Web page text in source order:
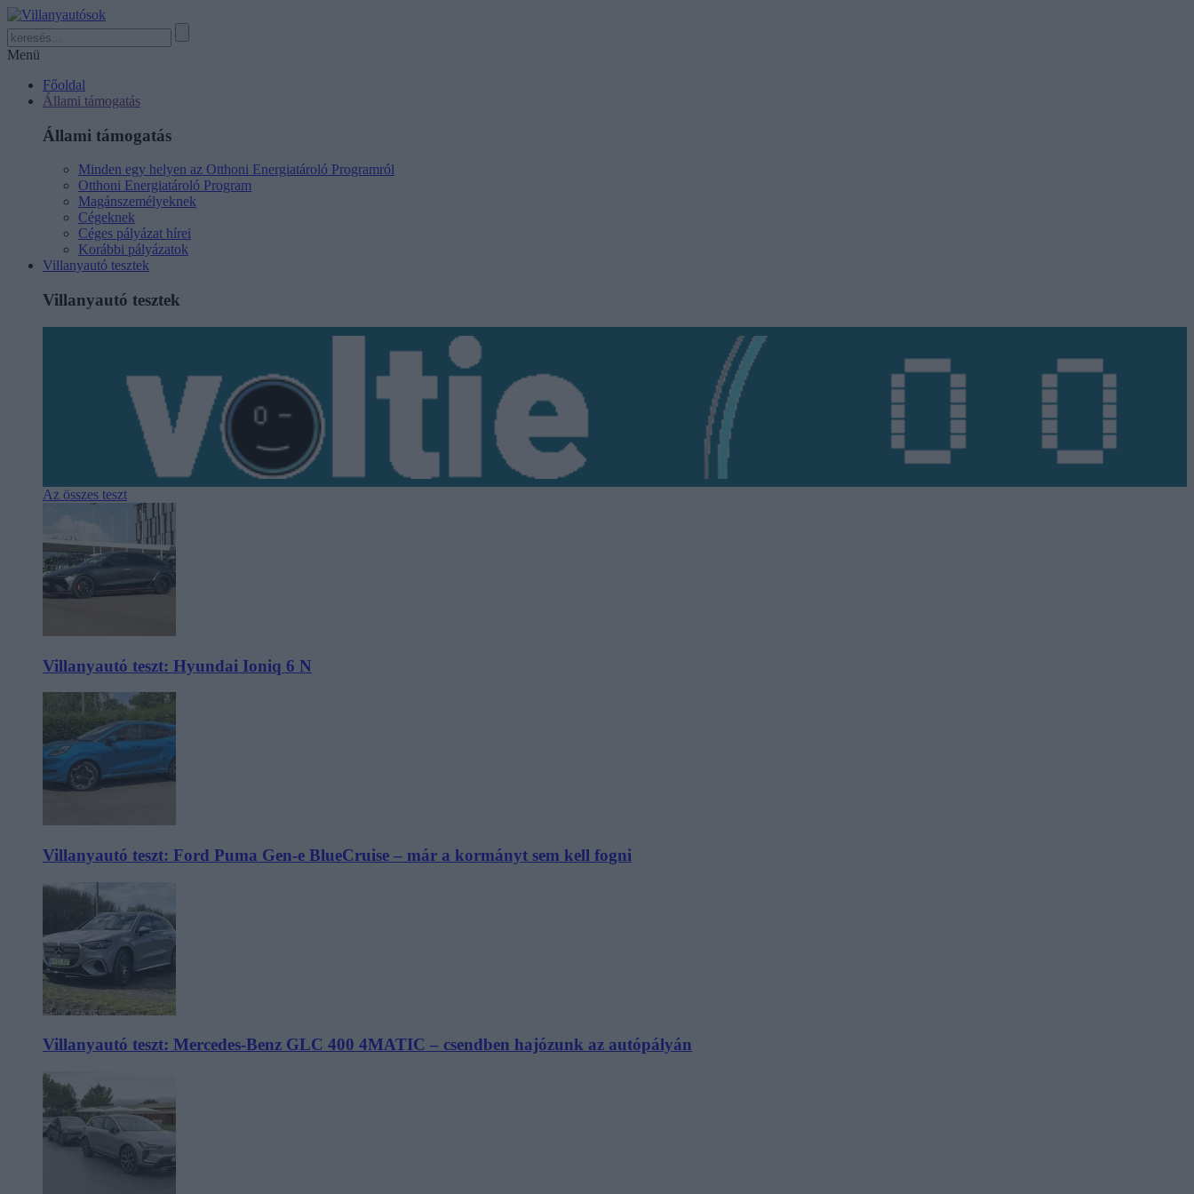
Menü
Főoldal
Állami támogatás
Állami támogatás
Minden egy helyen az Otthoni Energiatároló Programról
Otthoni Energiatároló Program
Magánszemélyeknek
Cégeknek
Céges pályázat hírei
Korábbi pályázatok
Villanyautó tesztek
Villanyautó tesztek
Az összes teszt
Villanyautó teszt: Hyundai Ioniq 6 N
Villanyautó teszt: Ford Puma Gen-e BlueCruise – már a kormányt sem kell fogni
Villanyautó teszt: Mercedes-Benz GLC 400 4MATIC – csendben hajózunk az autópályán